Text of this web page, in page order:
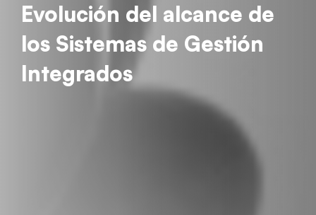
Evolución del alcance de
los Sistemas de Gestión
Integrados